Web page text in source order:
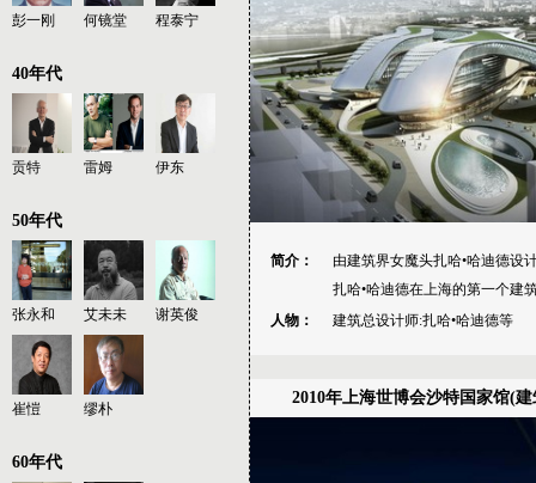
彭一刚 何镜堂 程泰宁
40年代
贡特 雷姆 伊东
50年代
张永和 艾未未 谢英俊
崔愷 缪朴
60年代
简介：
由建筑界女魔头扎哈•哈迪德
扎哈•哈迪德在上海的第一个建
人物：
建筑总设计师:扎哈•哈迪德等
2010年上海世博会沙特国家馆(